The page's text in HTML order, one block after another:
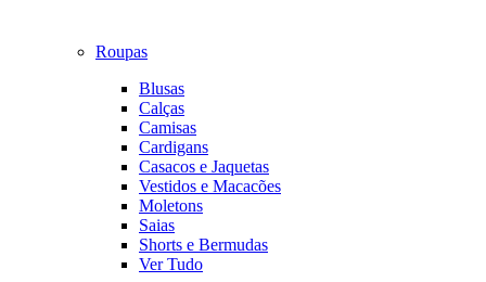
Roupas
Blusas
Calças
Camisas
Cardigans
Casacos e Jaquetas
Vestidos e Macacões
Moletons
Saias
Shorts e Bermudas
Ver Tudo